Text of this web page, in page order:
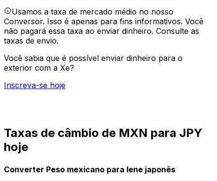
Usamos a taxa de mercado médio no nosso
Conversor. Isso é apenas para fins informativos. Você
não pagará essa taxa ao enviar dinheiro. Consulte as
taxas de envio.
Você sabia que é possível enviar dinheiro para o
exterior com a Xe?
Inscreva-se hoje
Taxas de câmbio de MXN para JPY
hoje
Converter Peso mexicano para Iene japonês